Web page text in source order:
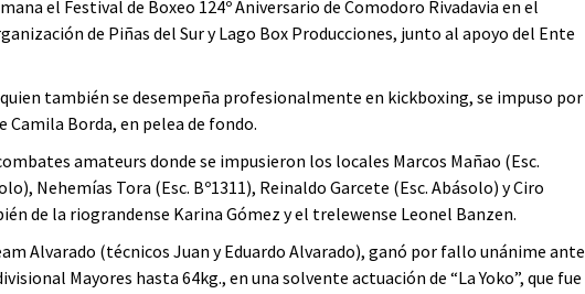
el Festival de Boxeo 124º Aniversario de Comodoro Rivadavia en el
de Piñas del Sur y Lago Box Producciones, junto al apoyo del Ente
también se desempeña profesionalmente en kickboxing, se impuso por
Borda, en pelea de fondo.
amateurs donde se impusieron los locales Marcos Mañao (Esc.
Nehemías Tora (Esc. Bº1311), Reinaldo Garcete (Esc. Abásolo) y Ciro
de la riograndense Karina Gómez y el trelewense Leonel Banzen.
Alvarado (técnicos Juan y Eduardo Alvarado), ganó por fallo unánime ante
Mayores hasta 64kg., en una solvente actuación de “La Yoko”, que fue